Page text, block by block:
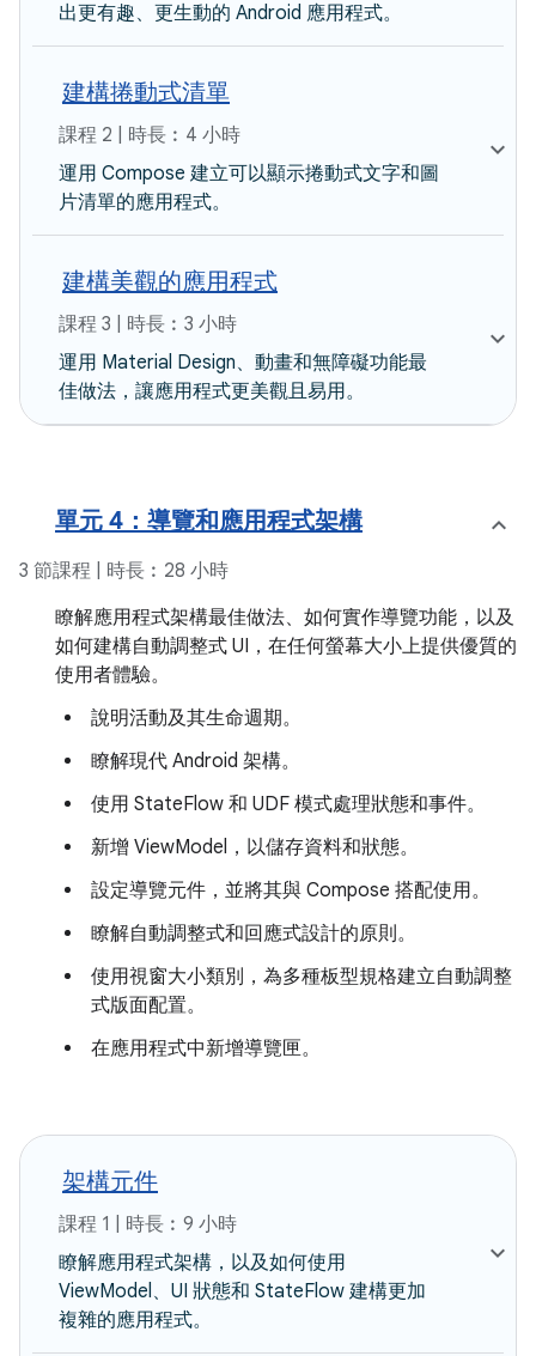
出更有趣、更生動的 Android 應用程式。
建構捲動式清單
課程 2 | 時長︰4 小時
運用 Compose 建立可以顯示捲動式文字和圖
片清單的應用程式。
建構美觀的應用程式
課程 3 | 時長︰3 小時
運用 Material Design、動畫和無障礙功能最
佳做法，讓應用程式更美觀且易用。
單元 4：導覽和應用程式架構
3 節課程 | 時長︰28 小時
瞭解應用程式架構最佳做法、如何實作導覽功能，以及
如何建構自動調整式 UI，在任何螢幕大小上提供優質的
使用者體驗。
說明活動及其生命週期。
瞭解現代 Android 架構。
使用 StateFlow 和 UDF 模式處理狀態和事件。
新增 ViewModel，以儲存資料和狀態。
設定導覽元件，並將其與 Compose 搭配使用。
瞭解自動調整式和回應式設計的原則。
使用視窗大小類別，為多種板型規格建立自動調整
式版面配置。
在應用程式中新增導覽匣。
架構元件
課程 1 | 時長︰9 小時
瞭解應用程式架構，以及如何使用
ViewModel、UI 狀態和 StateFlow 建構更加
複雜的應用程式。